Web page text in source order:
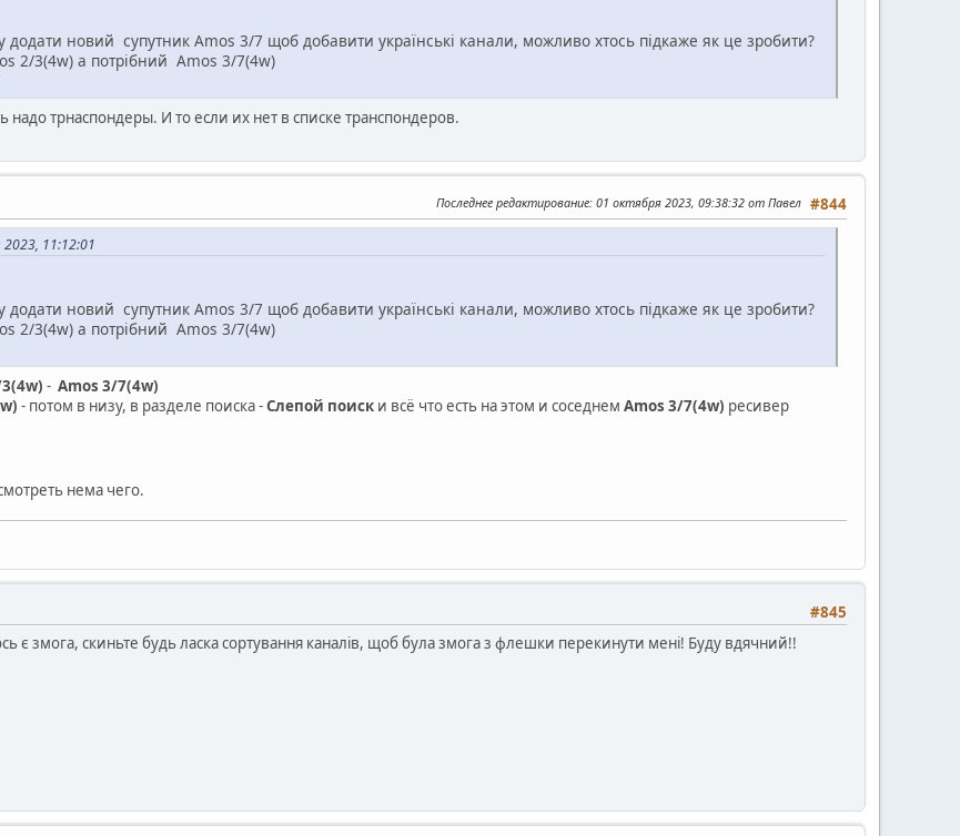
додати новий супутник Amos 3/7 щоб добавити українські канали, можливо хтось підкаже як це зробити?
2/3(4w) а потрібний Amos 3/7(4w)
надо трнаспондеры. И то если их нет в списке транспондеров.
#844
Последнее редактирование: 01 октября 2023, 09:38:32 от Павел
11:12:01
додати новий супутник Amos 3/7 щоб добавити українські канали, можливо хтось підкаже як це зробити?
2/3(4w) а потрібний Amos 3/7(4w)
- Amos 3/7(4w)
- потом в низу, в разделе поиска -Слепой поиск и всё что есть на этом и соседнем Amos 3/7(4w) ресивер
нема чего.
#845
є змога, скиньте будь ласка сортування каналів, щоб була змога з флешки перекинути мені! Буду вдячний!!